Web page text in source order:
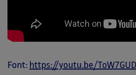
Font: https://youtu.be/